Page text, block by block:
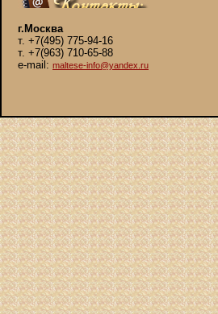
г.Москва
т. +7(495) 775-94-16
т. +7(963) 710-65-88
e-mail: maltese-info@yandex.ru